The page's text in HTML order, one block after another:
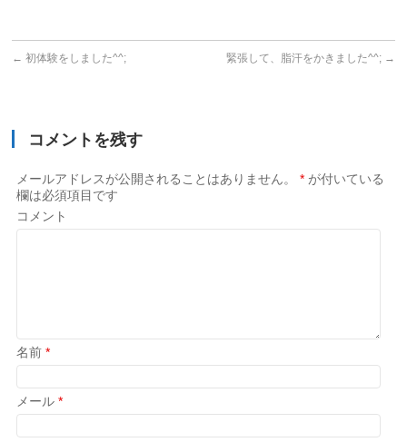
← 初体験をしました^^; 緊張して、脂汗をかきました^^; →
コメントを残す
メールアドレスが公開されることはありません。 * が付いている
欄は必須項目です
コメント
名前*
メール*